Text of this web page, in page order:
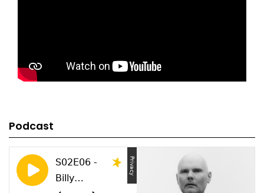
Podcast